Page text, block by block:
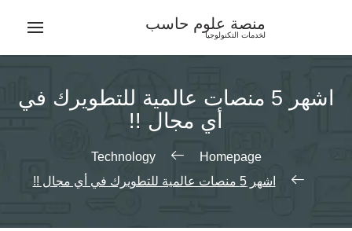
منصة علوم حاسب
لخدمات التكنولوجيا
اشهر 5 منصات عالمية للتطويرك في
أي مجال !!
Homepage
Technology
اشهر 5 منصات عالمية للتطويرك في أي مجال !!